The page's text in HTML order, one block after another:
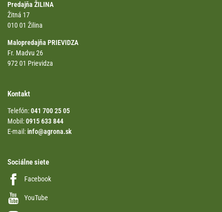
Predajňa ŽILINA
Žitná 17
010 01 Žilina
Malopredajňa PRIEVIDZA
Fr. Madvu 26
972 01 Prievidza
Kontakt
Telefón:041 700 25 05
Mobil:0915 633 844
E-mail:info@agrona.sk
Sociálne siete
Facebook
YouTube